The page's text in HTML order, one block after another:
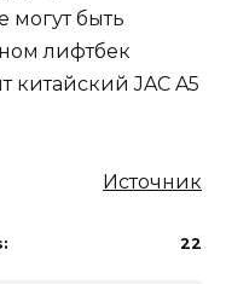
быть
лифтбек
китайский JAC A5
Источник
22